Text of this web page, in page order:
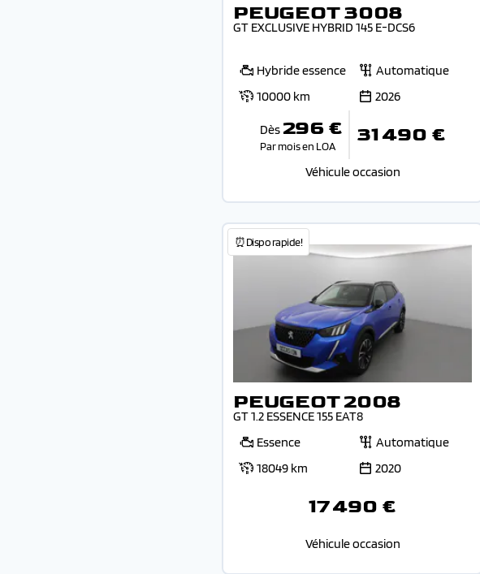
PEUGEOT 3008
GT EXCLUSIVE HYBRID 145 E-DCS6
Hybride essence
Automatique
10000 km
2026
Dès 296 €
Par mois en LOA 31 490 €
Véhicule occasion
⏰Dispo rapide!
PEUGEOT 2008
GT 1.2 ESSENCE 155 EAT8
Essence
Automatique
18049 km
2020
17 490 €
Véhicule occasion